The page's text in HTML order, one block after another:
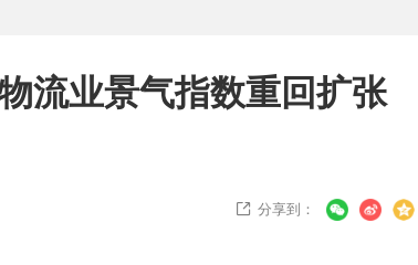
流业景气指数重回扩张
 分享到：